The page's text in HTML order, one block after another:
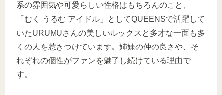
系の雰囲気や可愛らしい性格はもちろんのこと、
「むく うるむ アイドル」としてQUEENSで活躍して
いたURUMUさんの美しいルックスと多才な一面も多
くの人を惹きつけています。姉妹の仲の良さや、そ
れぞれの個性がファンを魅了し続けている理由で
す。